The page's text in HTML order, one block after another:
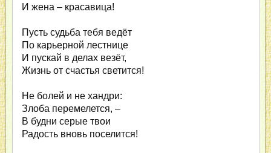
И жена – красавица!
Пусть судьба тебя ведёт
По карьерной лестнице
И пускай в делах везёт,
Жизнь от счастья светится!
Не болей и не хандри:
Злоба перемелется, –
В будни серые твои
Радость вновь поселится!